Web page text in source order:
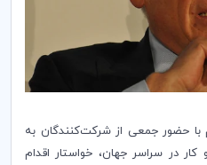
حضور جمعی از شرکت‌کنندگان به
در سراسر جهان، خواستار اقدام